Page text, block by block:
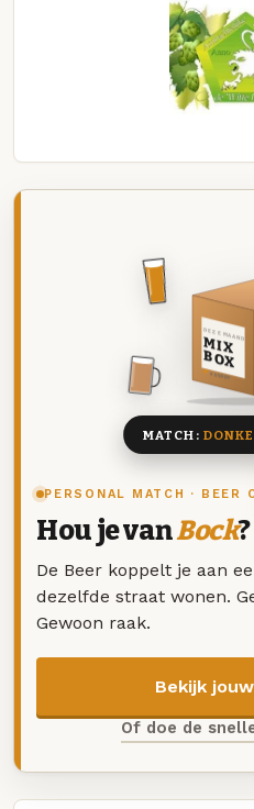
PERSONAL MATCH · BEER
Hou je vanBock?
De Beer koppelt je aan
dezelfde straat wonen.
Gewoon raak.
Bekijk
Of doe de
DEZE MAAND
MIX
BOX
8 BIEREN
MATCH: